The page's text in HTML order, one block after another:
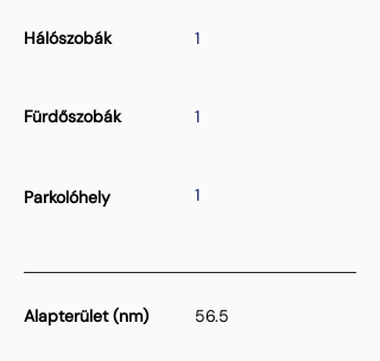
Hálószobák 1
Fürdőszobák 1
Parkolóhely 1
Alapterület (nm) 56.5